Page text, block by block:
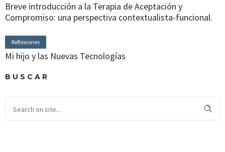
Breve introducción a la Terapia de Aceptación y
Compromiso: una perspectiva contextualista-funcional.
Reflexiones
Mi hijo y las Nuevas Tecnologías
BUSCAR